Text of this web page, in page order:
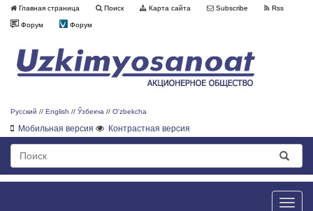
Главная страница Поиск Карта сайта Subscribe Rss
Форум Форум
Русский // English // Ўзбекча // O'zbekcha
Мобильная версия Контрастная версия
Toggle